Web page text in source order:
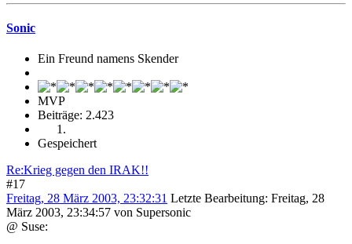
Sonic
Ein Freund namens Skender
MVP
Beiträge: 2.423
Gespeichert
Re:Krieg gegen den IRAK!!
#17
Freitag, 28 März 2003, 23:32:31 Letzte Bearbeitung: Freitag, 28
März 2003, 23:34:57 von Supersonic
@ Suse: